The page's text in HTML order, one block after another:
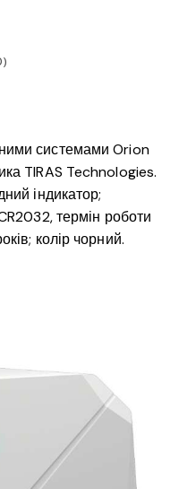
системами Orion
TIRAS Technologies.
індикатор;
термін роботи
колір чорний.